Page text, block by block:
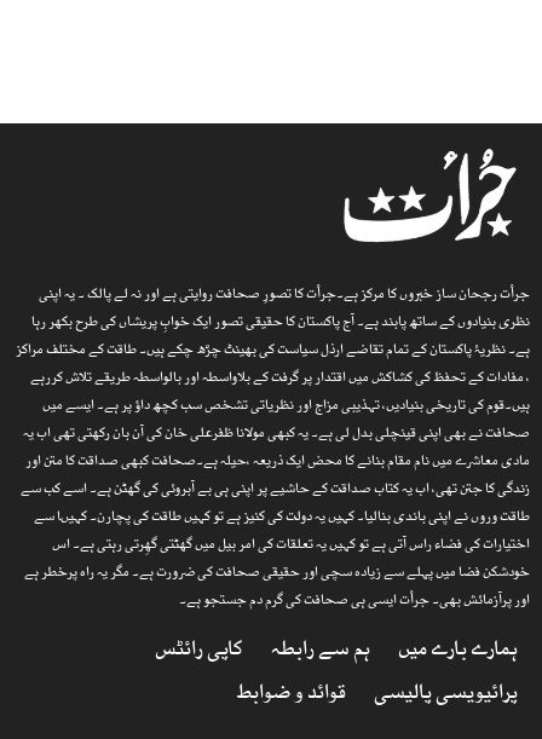
جرأت رجحان ساز خبروں کا مرکز ہے۔جرأت کا تصورِ صحافت روایتی ہے اور نہ لے پالک ۔ یہ اپنی
نظری بنیادوں کے ساتھ پابند ہے۔ آج پاکستان کا حقیقی تصور ایک خوابِ پریشاں کی طرح بکھر رہا
ہے۔ نظریۂ پاکستان کے تمام تقاضے ارذل سیاست کی بھینٹ چڑھ چکے ہیں۔ طاقت کے مختلف مراکز
، مفادات کے تحفظ کی کشاکش میں اقتدار پر گرفت کے بلاواسطہ اور بالواسطہ طریقے تلاش کررہے
ہیں۔قوم کی تاریخی بنیادیں، تہذیبی مزاج اور نظریاتی تشخص سب کچھ داؤ پر ہے۔ ایسے میں
صحافت نے بھی اپنی قینچلی بدل لی ہے۔ یہ کبھی مولانا ظفرعلی خان کی آن بان رکھتی تھی اب یہ
مادی معاشرے میں نام مقام بنانے کا محض ایک ذریعہ ،حیلہ ہے۔صحافت کبھی صداقت کا متن اور
زندگی کا جتن تھی، اب یہ کتاب صداقت کے حاشیے پر اپنی ہی بے آبروئی کی گھٹن ہے۔ اسے کب سے
طاقت وروں نے اپنی باندی بنالیا۔ کہیں یہ دولت کی کنیز ہے تو کہیں طاقت کی پچارن۔ کہیںا سے
اختیارات کی فضاء راس آتی ہے تو کہیں یہ تعلقات کی امر بیل میں گھٹتی گھِرتی رہتی ہے۔ اس
خودشکن فضا میں پہلے سے زیادہ سچی اور حقیقی صحافت کی ضرورت ہے۔ مگر یہ راہ پرخطر ہے
اور پرآزمائش بھی۔ جرأت ایسی ہی صحافت کی گرم دم جستجو ہے۔
ہمارے بارے میں ہم سے رابطہ
کاپی رائٹس
پرائیویسی پالیسی
قوائد و ضوابط